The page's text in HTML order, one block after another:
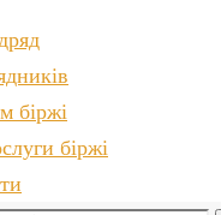
біржі
біржі